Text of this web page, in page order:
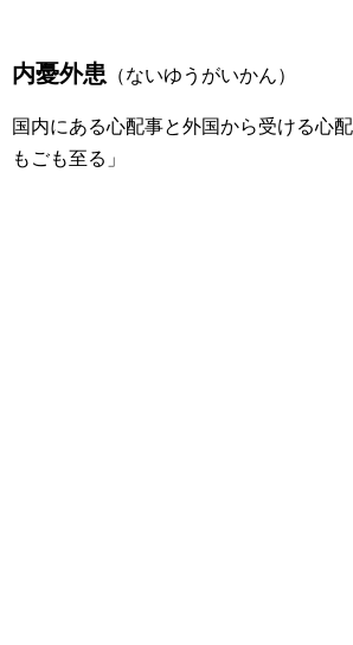
内憂外患 （ないゆうがいかん）
国内にある心配事と外国から受ける心
もごも至る」